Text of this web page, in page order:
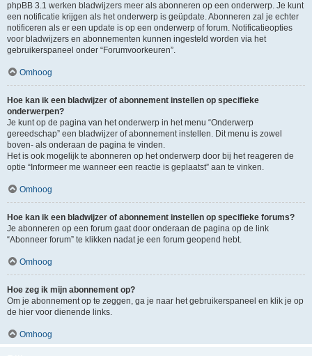
phpBB 3.1 werken bladwijzers meer als abonneren op een onderwerp. Je kunt
een notificatie krijgen als het onderwerp is geüpdate. Abonneren zal je echter
notificeren als er een update is op een onderwerp of forum. Notificatieopties
voor bladwijzers en abonnementen kunnen ingesteld worden via het
gebruikerspaneel onder “Forumvoorkeuren”.
Omhoog
Hoe kan ik een bladwijzer of abonnement instellen op specifieke
onderwerpen?
Je kunt op de pagina van het onderwerp in het menu “Onderwerp
gereedschap” een bladwijzer of abonnement instellen. Dit menu is zowel
boven- als onderaan de pagina te vinden.
Het is ook mogelijk te abonneren op het onderwerp door bij het reageren de
optie “Informeer me wanneer een reactie is geplaatst” aan te vinken.
Omhoog
Hoe kan ik een bladwijzer of abonnement instellen op specifieke forums?
Je abonneren op een forum gaat door onderaan de pagina op de link
“Abonneer forum” te klikken nadat je een forum geopend hebt.
Omhoog
Hoe zeg ik mijn abonnement op?
Om je abonnement op te zeggen, ga je naar het gebruikerspaneel en klik je op
de hier voor dienende links.
Omhoog